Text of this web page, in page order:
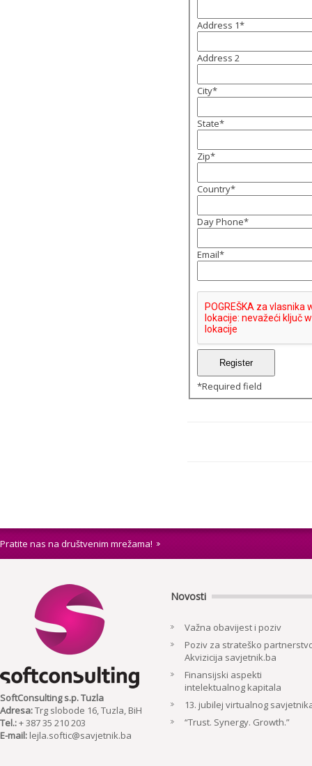
Address 1*
Address 2
City*
State*
Zip*
Country*
Day Phone*
Email*
*Required field
Pratite nas na društvenim mrežama!
SoftConsulting s.p. Tuzla
Adresa:Trg slobode 16, Tuzla, BiH
Tel.:+ 387 35 210 203
E-mail: lejla.softic@savjetnik.ba
Novosti
Važna obavijest i poziv
Poziv za strateško
Akvizicija savjetnik.ba
Finansijski aspekti
intelektualnog kapitala
13. jubilej virtualnog
“Trust. Synergy. Growth.”